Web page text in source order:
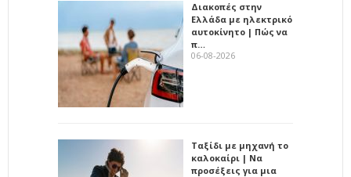
Διακοπές στην
Ελλάδα με ηλεκτρικό
αυτοκίνητο | Πώς να
π…
06-08-2026
Ταξίδι με μηχανή το
καλοκαίρι | Να
προσέξεις για μια